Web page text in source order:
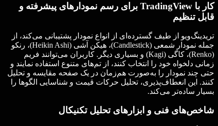
کار با TradingView برای رسم نمودارهای پیشرفته و
قابل تنظیم
تریدینگ‌ویو از طیف گسترده‌ای از انواع نمودار پشتیبانی می‌کند، از
جمله نمودار شمعی (Candlestick)، هیکن آشی (Heikin Ashi)، رنکو
(Renko)، کاگی (Kagi) و بسیاری دیگر. کاربران می‌توانند فریم
زمانی دلخواه خود را انتخاب کنند، از تم‌های متنوع استفاده نمایند و
حتی چند نمودار را به‌صورت هم‌زمان در یک صفحه مقایسه و تحلیل
کنند. این انعطاف‌پذیری، تحلیل حرکات قیمت و شناسایی الگوها را
بسیار ساده‌تر می‌کند.
شاخص‌های فنی و ابزارهای تحلیل تکنیکال